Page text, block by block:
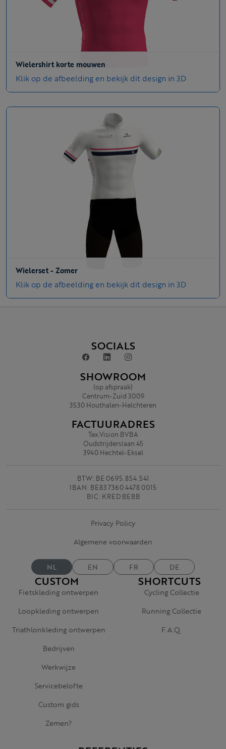
Wielershirt korte mouwen
Klik op de afbeelding en bekijk dit design in 3D
Wielerset - Zomer
Klik op de afbeelding en bekijk dit design in 3D
CUSTOM
Fietskleding ontwerpen
Loopkleding ontwerpen
Triathlonkleding ontwerpen
Bedrijven
Werkwijze
Servicebelofte
Custom gids
Zemen?
SHORTCUTS
Cycling Collectie
Running Collectie
F.A.Q.
SOCIALS
SHOWROOM
(op afspraak)
Centrum-Zuid 3009
3530 Houthalen-Helchteren
FACTUURADRES
Tex.Vision BVBA
Oudstrijderslaan 45
3940 Hechtel-Eksel
BTW: BE 0695.854.541
IBAN: BE83 7360 4478 0015
BIC: KRED BEBB
Privacy Policy
Algemene voorwaarden
NL EN FR DE